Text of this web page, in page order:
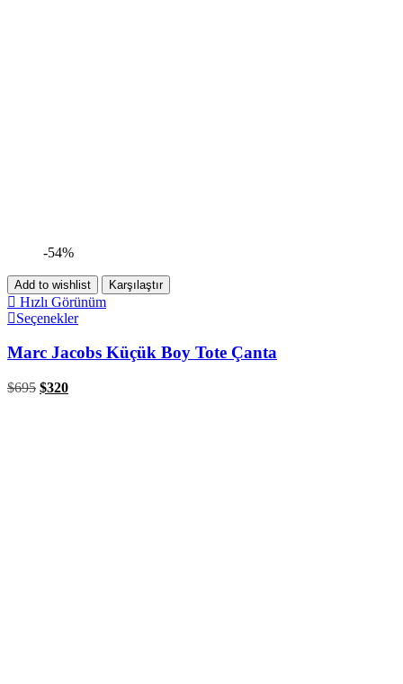
-54%
Add to wishlist Karşılaştır
Hızlı Görünüm
Seçenekler
Marc Jacobs Küçük Boy Tote Çanta
$695 $320